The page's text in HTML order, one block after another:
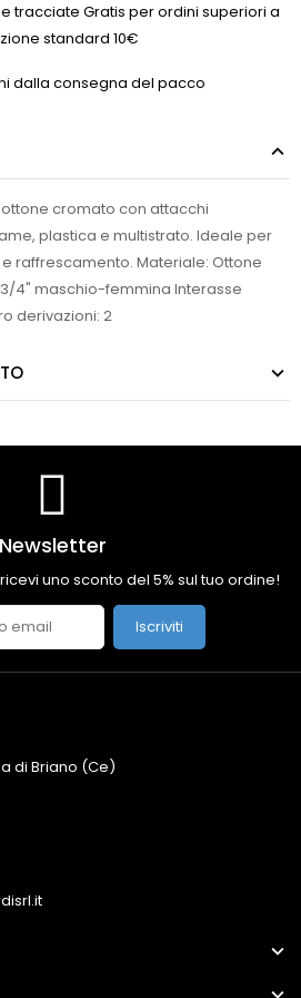
tracciate Gratis per ordini superiori a
standard 10€
dalla consegna del pacco
cromato con attacchi
plastica e multistrato. Ideale per
raffrescamento. Materiale: Ottone
4" maschio-femmina Interasse
derivazioni: 2
Newsletter
uno sconto del 5% sul tuo ordine!
Iscriviti
di Briano (Ce)